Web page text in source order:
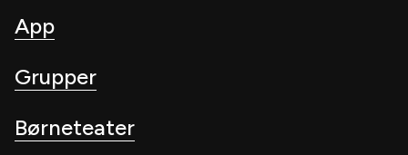
App
Grupper
Børneteater